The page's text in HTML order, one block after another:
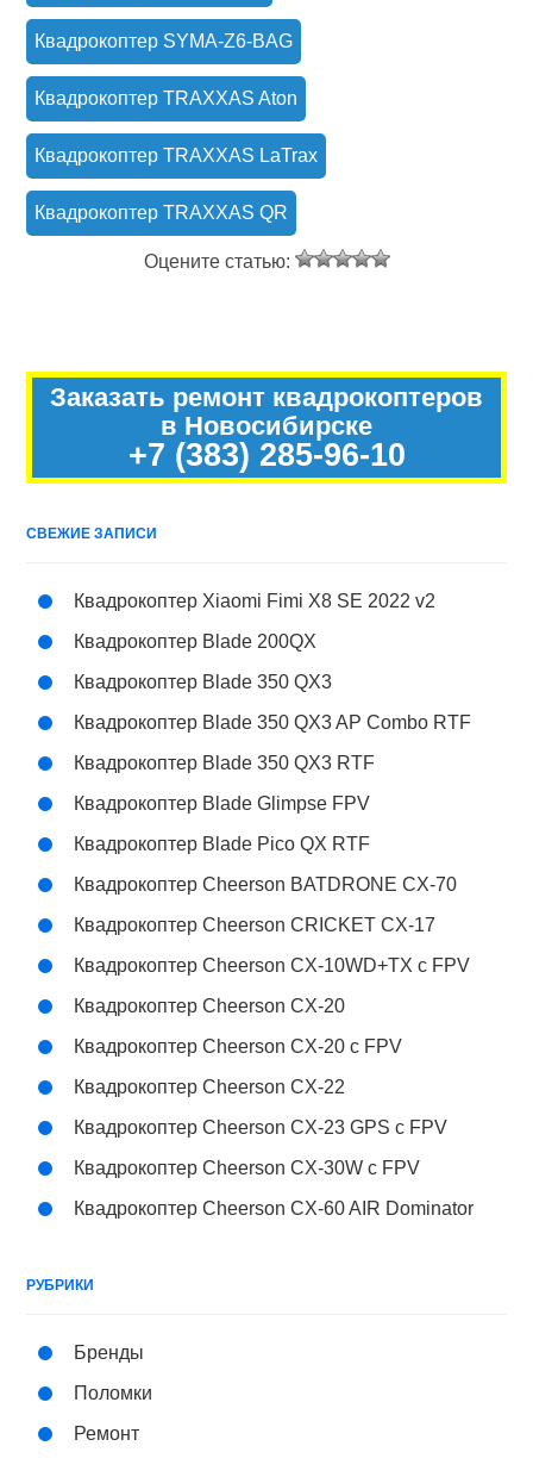
Квадрокоптер SYMA-Z6-BAG
Квадрокоптер TRAXXAS Aton
Квадрокоптер TRAXXAS LaTrax
Квадрокоптер TRAXXAS QR
Оцените статью:
Заказать ремонт квадрокоптеров
в Новосибирске
+7 (383) 285-96-10
СВЕЖИЕ ЗАПИСИ
Квадрокоптер Xiaomi Fimi X8 SE 2022 v2
Квадрокоптер Blade 200QX
Квадрокоптер Blade 350 QX3
Квадрокоптер Blade 350 QX3 AP Combo RTF
Квадрокоптер Blade 350 QX3 RTF
Квадрокоптер Blade Glimpse FPV
Квадрокоптер Blade Pico QX RTF
Квадрокоптер Cheerson BATDRONE CX-70
Квадрокоптер Cheerson CRICKET CX-17
Квадрокоптер Cheerson CX-10WD+TX с FPV
Квадрокоптер Cheerson CX-20
Квадрокоптер Cheerson CX-20 c FPV
Квадрокоптер Cheerson CX-22
Квадрокоптер Cheerson CX-23 GPS с FPV
Квадрокоптер Cheerson CX-30W с FPV
Квадрокоптер Cheerson CX-60 AIR Dominator
РУБРИКИ
Бренды
Поломки
Ремонт